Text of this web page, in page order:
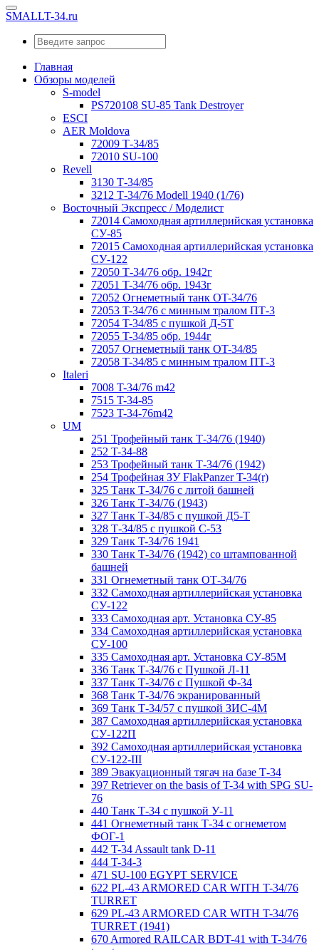
SMALLT-34.ru
Главная
Обзоры моделей
S-model
PS720108 SU-85 Tank Destroyer
ESCI
AER Moldova
72009 Т-34/85
72010 SU-100
Revell
3130 Т-34/85
3212 Т-34/76 Modell 1940 (1/76)
Восточный Экспресс / Моделист
72014 Самоходная артиллерийская установка
СУ-85
72015 Самоходная артиллерийская установка
СУ-122
72050 Т-34/76 обр. 1942г
72051 T-34/76 обр. 1943г
72052 Огнеметный танк OT-34/76
72053 T-34/76 с минным тралом ПТ-3
72054 T-34/85 с пушкой Д-5Т
72055 T-34/85 обр. 1944г
72057 Огнеметный танк ОT-34/85
72058 T-34/85 с минным тралом ПТ-3
Italeri
7008 T-34/76 m42
7515 T-34-85
7523 T-34-76m42
UM
251 Трофейный танк Т-34/76 (1940)
252 T-34-88
253 Трофейный танк Т-34/76 (1942)
254 Трофейная ЗУ FlakPanzer T-34(r)
325 Танк Т-34/76 с литой башней
326 Танк Т-34/76 (1943)
327 Танк Т-34/85 с пушкой Д5-Т
328 Т-34/85 с пушкой С-53
329 Танк T-34/76 1941
330 Танк Т-34/76 (1942) со штампованной
башней
331 Огнеметный танк ОТ-34/76
332 Самоходная артиллерийская установка
СУ-122
333 Самоходная арт. Установка СУ-85
334 Самоходная артиллерийская установка
СУ-100
335 Самоходная арт. Установка СУ-85М
336 Танк Т-34/76 с Пушкой Л-11
337 Танк Т-34/76 с Пушкой Ф-34
368 Танк Т-34/76 экранированный
369 Танк Т-34/57 с пушкой ЗИС-4М
387 Самоходная артиллерийская установка
СУ-122П
392 Самоходная артиллерийская установка
СУ-122-III
389 Эвакуационный тягач на базе Т-34
397 Retriever on the basis of T-34 with SPG SU-
76
440 Танк Т-34 с пушкой У-11
441 Огнеметный танк Т-34 с огнеметом
ФОГ-1
442 T-34 Assault tank D-11
444 T-34-3
471 SU-100 EGYPT SERVICE
622 PL-43 ARMORED CAR WITH T-34/76
TURRET
629 PL-43 ARMORED CAR WITH T-34/76
TURRET (1941)
670 Armored RAILCAR BDT-41 with T-34/76